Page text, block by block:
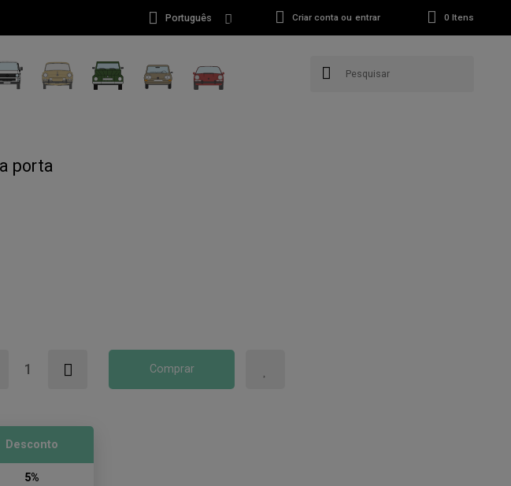
Português Criar conta ou entrar 0 Itens
porta
Comprar
Desconto
5%